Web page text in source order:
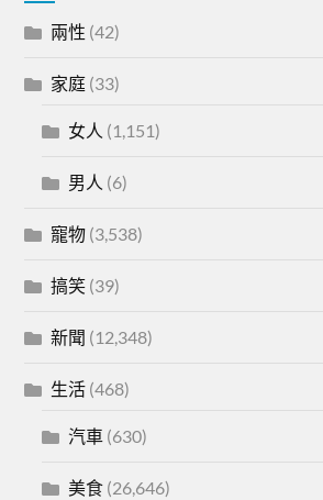
兩性 (42)
家庭 (33)
女人 (1,151)
男人 (6)
寵物 (3,538)
搞笑 (39)
新聞 (12,348)
生活 (468)
汽車 (630)
美食 (26,646)